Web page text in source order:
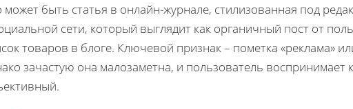
может быть статья в онлайн-журнале, стилизованная под
сети, который выглядит как органичный пост от
товаров в блоге. Ключевой признак – пометка «реклама»
зачастую она малозаметна, и пользователь воспринимает